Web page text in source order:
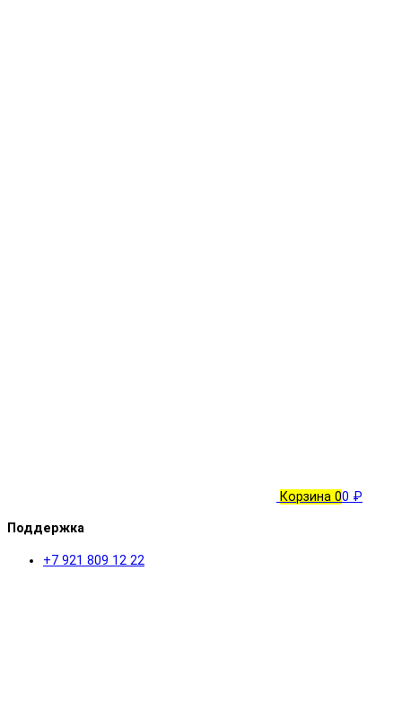
Корзина 00 ₽
Поддержка
+7 921 809 12 22